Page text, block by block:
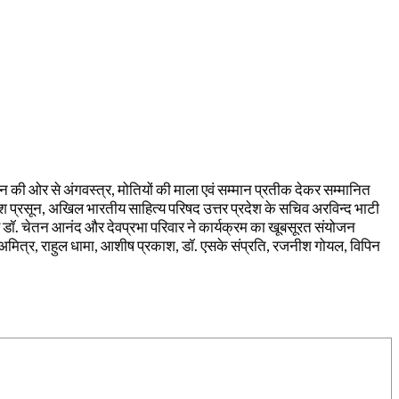
ओर से अंगवस्त्र, मोतियों की माला एवं सम्मान प्रतीक देकर सम्मानित
अखिल भारतीय साहित्य परिषद उत्तर प्रदेश के सचिव अरविन्द भाटी
चेतन आनंद और देवप्रभा परिवार ने कार्यक्रम का खूबसूरत संयोजन
राहुल धामा, आशीष प्रकाश, डॉ. एसके संप्रति, रजनीश गोयल, विपिन